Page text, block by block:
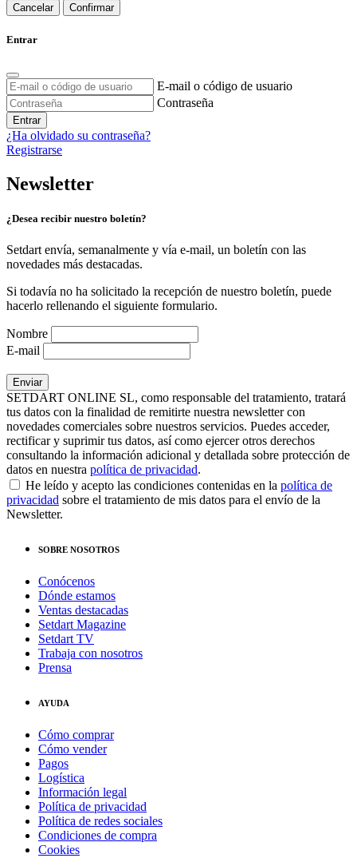
Cancelar Confirmar
Entrar
E-mail o código de usuario
Contraseña
Entrar
¿Ha olvidado su contraseña?
Registrarse
Newsletter
¿Desea recibir nuestro boletín?
Setdart envía, semanalmente y vía e-mail, un boletín con las
novedades más destacadas.
Si todavía no ha solicitado la recepción de nuestro boletín, puede
hacerlo rellenando el siguiente formulario.
Nombre
E-mail
SETDART ONLINE SL, como responsable del tratamiento, tratará
tus datos con la finalidad de remitirte nuestra newsletter con
novedades comerciales sobre nuestros servicios. Puedes acceder,
rectificar y suprimir tus datos, así como ejercer otros derechos
consultando la información adicional y detallada sobre protección de
datos en nuestra política de privacidad.
He leído y acepto las condiciones contenidas en la política de
privacidad sobre el tratamiento de mis datos para el envío de la
Newsletter.
SOBRE NOSOTROS
Conócenos
Dónde estamos
Ventas destacadas
Setdart Magazine
Setdart TV
Trabaja con nosotros
Prensa
AYUDA
Cómo comprar
Cómo vender
Pagos
Logística
Información legal
Política de privacidad
Política de redes sociales
Condiciones de compra
Cookies